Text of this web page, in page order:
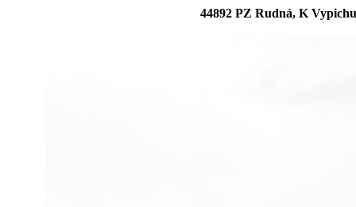
44892 PZ Rudná, K